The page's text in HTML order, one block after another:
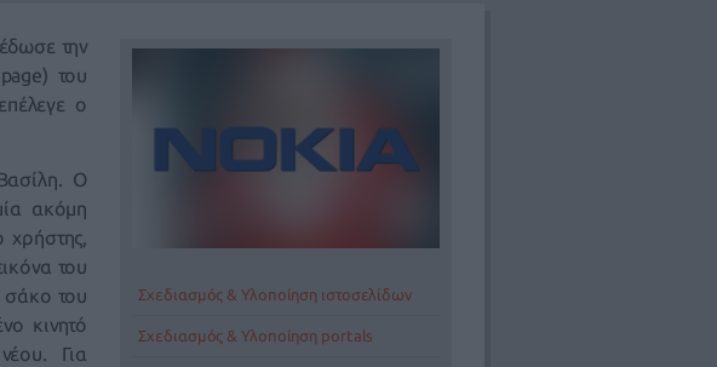
Σχεδιασμός & Υλοποίηση ιστοσελίδων
Σχεδιασμός & Υλοποίηση portals
την
του
ο
Ο
ακόμη
του
σάκο του
κινητό
Για